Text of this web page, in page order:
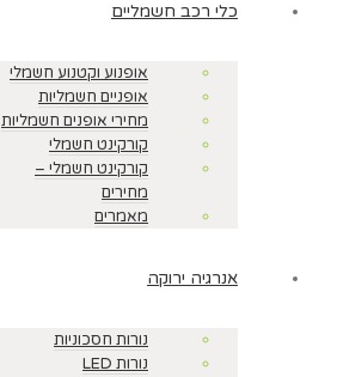
כלי רכב חשמליים
אופנוע וקטנוע חשמלי
אופניים חשמליות
מחירי אופנים חשמליות
קורקינט חשמלי
קורקינט חשמלי –
מחירים
מאמרים
אנרגיה ירוקה
נורות חסכוניות
נורות LED